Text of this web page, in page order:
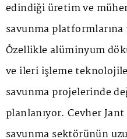
edindiği üretim ve
savunma platformlarına
Özellikle alüminyum
ve ileri işleme
savunma projelerinde
planlanıyor. Cevher Jant
savunma sektörünün